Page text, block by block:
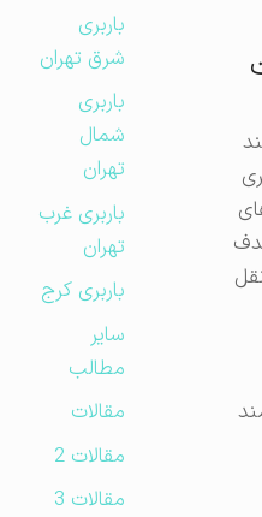
باربری
شرق تهران
باربری
شمال
تهران
باربری غرب
تهران
باربری کرج
مطالب
مقالات
مقالات 2
مقالات 3